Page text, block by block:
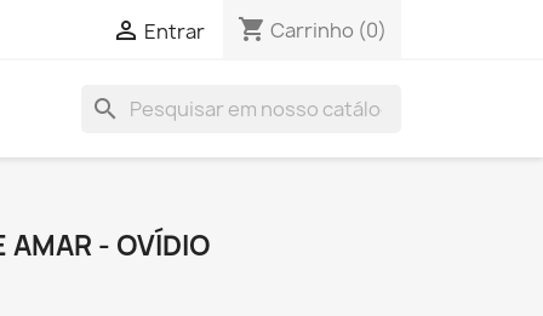
 Entrar shopping_cart Carrinho (0)
search
AMAR - OVÍDIO